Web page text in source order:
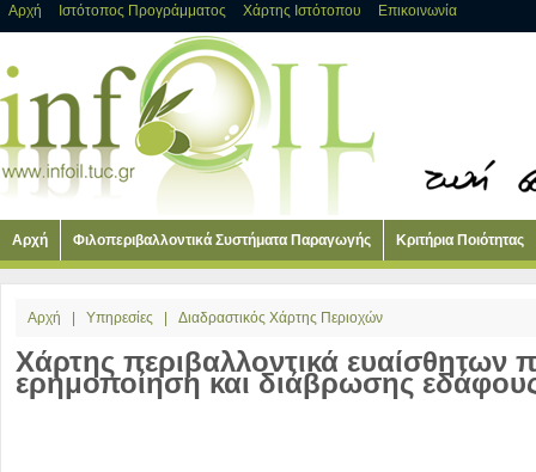
Αρχή Ιστότοπος Προγράμματος Χάρτης Ιστότοπου Επικοινωνία
Αρχή Φιλοπεριβαλλοντικά Συστήματα Παραγωγής Κριτήρια Ποιότητας
Αρχή Υπηρεσίες Διαδραστικός Χάρτης Περιοχών
Χάρτης περιβαλλοντικά ευαίσθητων
ερημοποίηση και διάβρωσης